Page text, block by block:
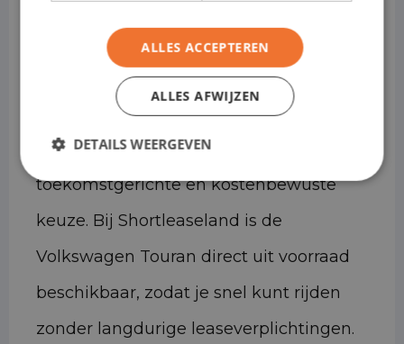
multifunctionele bagageruimte.
Dankzij efficiënte benzine-, diesel- en
(afhankelijk van uitvoering) hybride-
motoren is de Volkswagen Touran een
toekomstgerichte en kostenbewuste
keuze. Bij Shortleaseland is de
Volkswagen Touran direct uit voorraad
beschikbaar, zodat je snel kunt rijden
zonder langdurige leaseverplichtingen.
ALLES ACCEPTEREN
ALLES AFWIJZEN
DETAILS WEERGEVEN